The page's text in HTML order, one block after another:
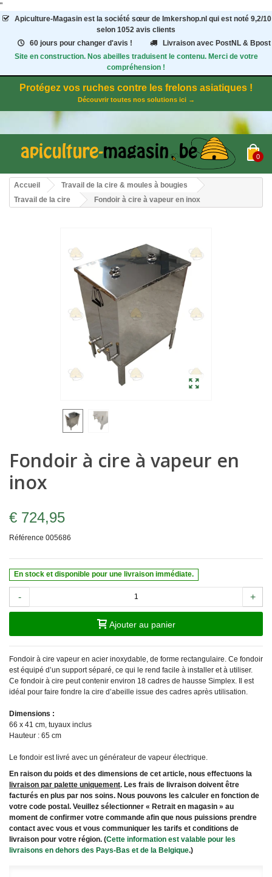
"
Apiculture-Magasinest la société sœur de Imkershop.nl qui est noté 9,2/10
selon 1052 avis clients
60 jours pour changer d'avis !
Livraison avec PostNL & Bpost
Site en construction. Nos abeilles traduisent le contenu. Merci de votre
compréhension !
Protégez vos ruches contre les frelons asiatiques !
Découvrir toutes nos solutions ici →
0
Accueil
Travail de la cire & moules à bougies
Travail de la cire
Fondoir à cire à vapeur en inox
Fondoir à cire à vapeur en
inox
€ 724,95
Référence 005686
En stock et disponible pour une livraison immédiate.
- +
Ajouter au panier
Fondoir à cire vapeur en acier inoxydable, de forme rectangulaire. Ce fondoir
est équipé d’un support séparé, ce qui le rend facile à installer et à utiliser.
Ce fondoir à cire peut contenir environ 18 cadres de hausse Simplex. Il est
idéal pour faire fondre la cire d’abeille issue des cadres après utilisation.
Dimensions :
66 x 41 cm, tuyaux inclus
Hauteur : 65 cm
Le fondoir est livré avec un générateur de vapeur électrique.
En raison du poids et des dimensions de cet article, nous effectuons la
livraison par palette uniquement. Les frais de livraison doivent être
facturés en plus par nos soins. Nous pouvons les calculer en fonction de
votre code postal. Veuillez sélectionner « Retrait en magasin » au
moment de confirmer votre commande afin que nous puissions prendre
contact avec vous et vous communiquer les tarifs et conditions de
livraison pour votre région. (Cette information est valable pour les
livraisons en dehors des Pays-Bas et de la Belgique.)